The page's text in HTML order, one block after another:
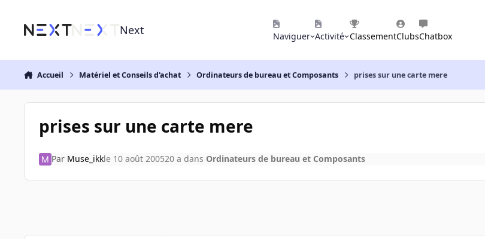
Next Naviguer Activité ClassementClubsChatbox
Accueil Matériel et Conseils d'achat Ordinateurs de bureau et Composants prises sur une carte mere
prises sur une carte mere
Par Muse_ikkle 10 août 200520 a dans Ordinateurs de bureau et Composants